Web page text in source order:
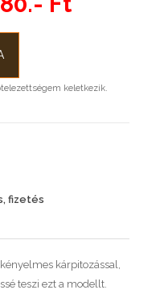
keletkezik.
fizetés
kárpitozással,
teszi ezt a modellt.